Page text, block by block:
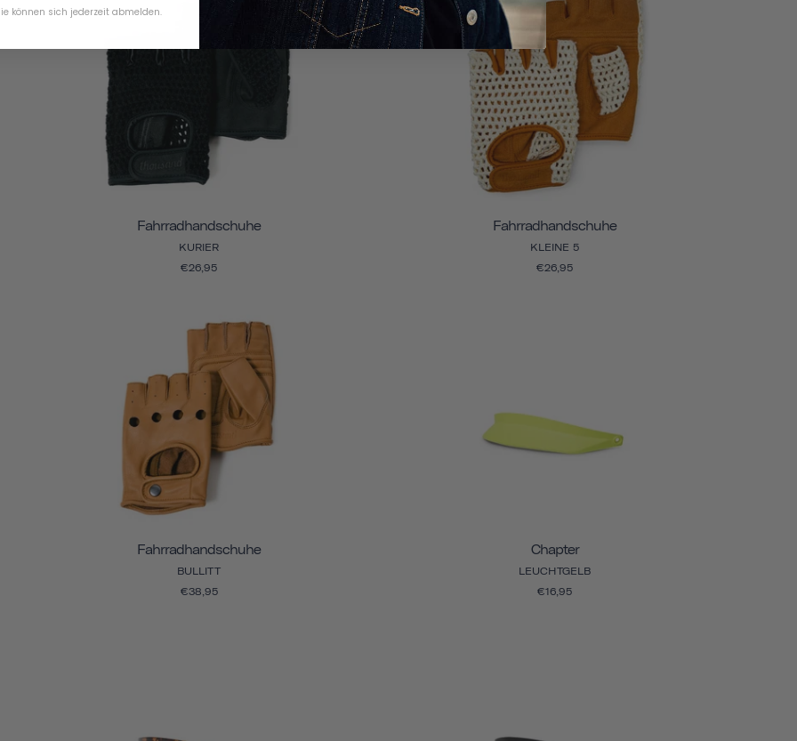
Fahrradhandschuhe
KURIER
€26,95
Fahrradhandschuhe
KLEINE 5
€26,95
Fahrradhandschuhe
BULLITT
€38,95
Chapter
LEUCHTGELB
€16,95
können sich jederzeit abmelden.